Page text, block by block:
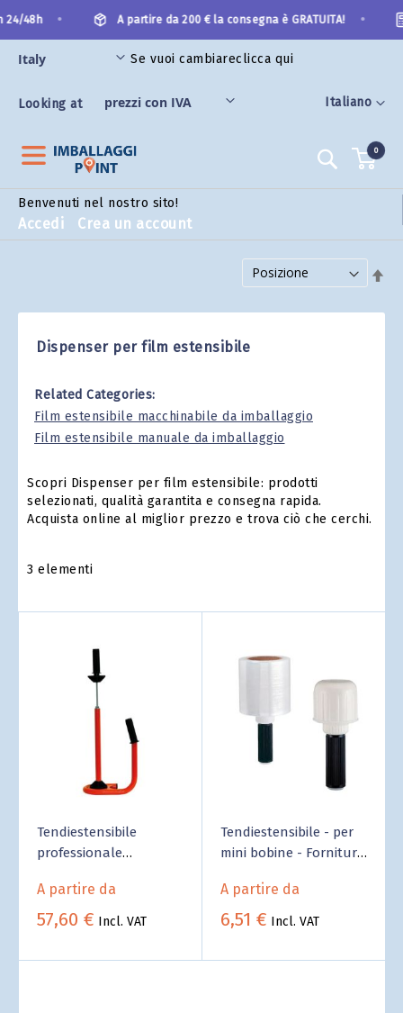
al
contenuto
Lingua
Italiano
48h A partire da 200 € la consegna è GRATUITA!
Se vuoi cambiareclicca qui
Looking at
Search
Benvenuti nel nostro sito!
Accedi Crea un account
0
Dispenser per film estensibile
Related Categories:
Film estensibile macchinabile da imballaggio
Film estensibile manuale da imballaggio
Scopri Dispenser per film estensibile: prodotti
selezionati, qualità garantita e consegna rapida.
Acquista online al miglior prezzo e trova ciò che cerchi.
3 elementi
Tendiestensibile
professionale
B2B Business
A partire da
57,60 € Incl. VAT
Tendiestensibile - per
mini bobine - Fornitura
A partire da
6,51 € Incl. VAT